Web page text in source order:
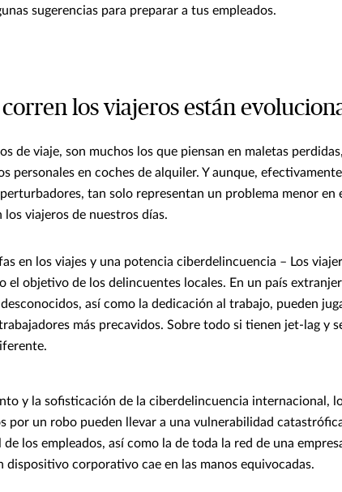
sugerencias para preparar a tus empleados.
corren los viajeros están
de viaje, son muchos los que piensan en maletas
personales en coches de alquiler. Y aunque,
tan solo representan un problema menor en
los viajeros de nuestros días.
en los viajes y una potencia ciberdelincuencia – Los
el objetivo de los delincuentes locales. En un país
así como la dedicación al trabajo, pueden
más precavidos. Sobre todo si tienen jet-lag y
y la sofisticación de la ciberdelincuencia internacional,
por un robo pueden llevar a una vulnerabilidad
los empleados, así como la de toda la red de una
corporativo cae en las manos equivocadas.